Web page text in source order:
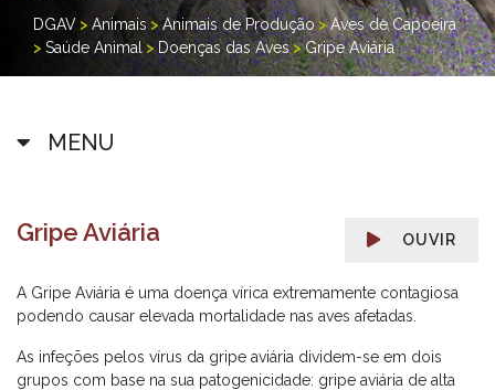
DGAV > Animais >Animais de Produção>Aves de Capoeira
> Saúde Animal>Doenças das Aves>Gripe Aviária
MENU
OUVIR
Gripe Aviária
A Gripe Aviária é uma doença vírica extremamente contagiosa
podendo causar elevada mortalidade nas aves afetadas.
As infeções pelos vírus da gripe aviária dividem-se em dois
grupos com base na sua patogenicidade: gripe aviária de alta